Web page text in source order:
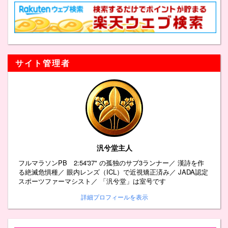
サイト管理者
汎兮堂主人
フルマラソンPB 2:54'37" の孤独のサブ3ランナー／ 漢詩を作
る絶滅危惧種／ 眼内レンズ（ICL）で近視矯正済み／ JADA認定
スポーツファーマシスト／ 「汎兮堂」は室号です
詳細プロフィールを表示